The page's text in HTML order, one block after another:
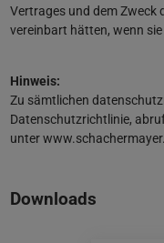
Vertrages und dem Zweck
vereinbart hätten, wenn
Hinweis:
Zu sämtlichen
Datenschutzrichtlinie,
unter
Downloads